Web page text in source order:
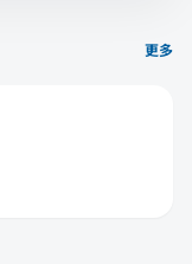
更多